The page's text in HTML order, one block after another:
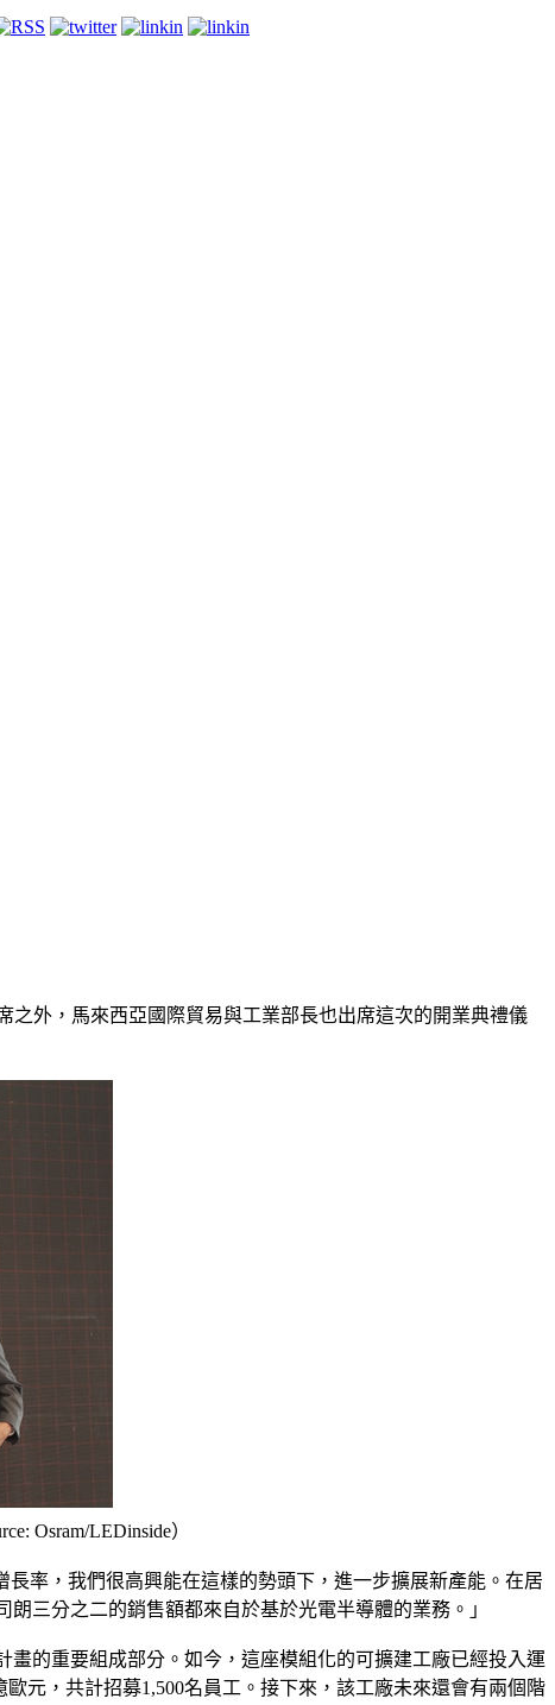
之外，馬來西亞國際貿易與工業部長也出席這次的開業典禮儀
Osram/LEDinside）
率，我們很高興能在這樣的勢頭下，進一步擴展新產能。在居
三分之二的銷售額都來自於基於光電半導體的業務。」
的重要組成部分。如今，這座模組化的可擴建工廠已經投入運
元，共計招募1,500名員工。接下來，該工廠未來還會有兩個階